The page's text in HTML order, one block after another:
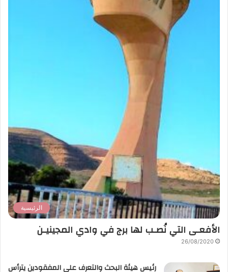
الرئيسية
الأفعـى التي نُصـب لها برج في وادي المجينيـن
26/08/2020
رئيس هيئة البحث والتعرف على المفقودين يترأس